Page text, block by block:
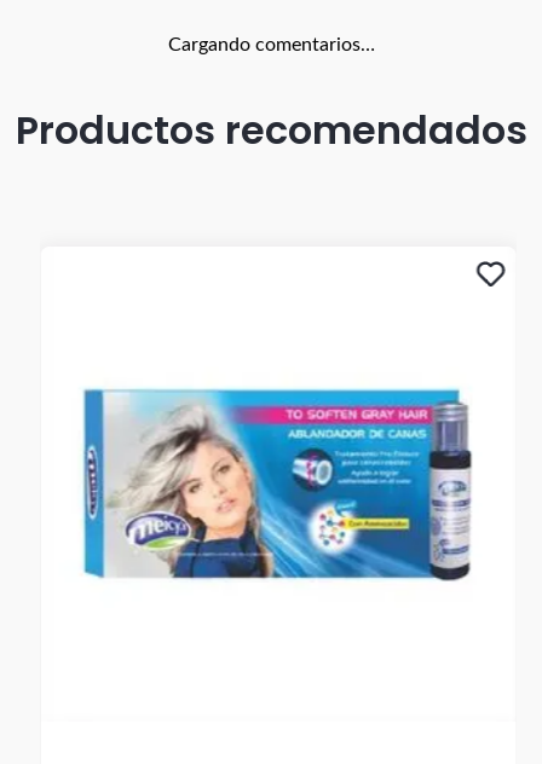
Cargando comentarios…
Productos recomendados